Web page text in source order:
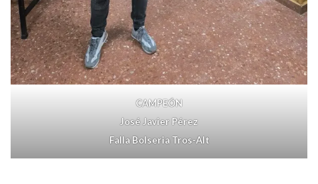
CAMPEÓN
José Javier Pérez
Falla Bolseria Tros-Alt